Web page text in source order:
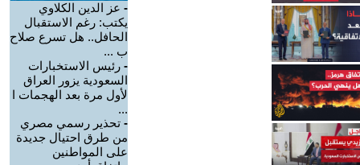
- عز الدين الكلاوي
يكتب: رغم الاستقبال
الحافل.. هل تسرع صلاح
ب ...
- رئيس الاستخبارات
السعودية يزور العراق
لأول مرة بعد الهجمات ا
...
- تحذير رسمي مصري
من طرق احتيال جديدة
على المواطنين